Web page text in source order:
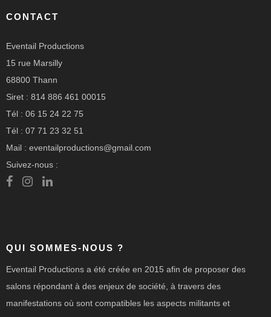
CONTACT
Eventail Productions
15 rue Marsilly
68800 Thann
Siret : 814 886 461 00015
Tél : 06 15 24 22 75
Tél : 07 71 23 32 51
Mail : eventailproductions@gmail.com
Suivez-nous :
QUI SOMMES-NOUS ?
Eventail Productions a été créée en 2015 afin de proposer des
salons répondant à des enjeux de société, à travers des
manifestations où sont compatibles les aspects militants et